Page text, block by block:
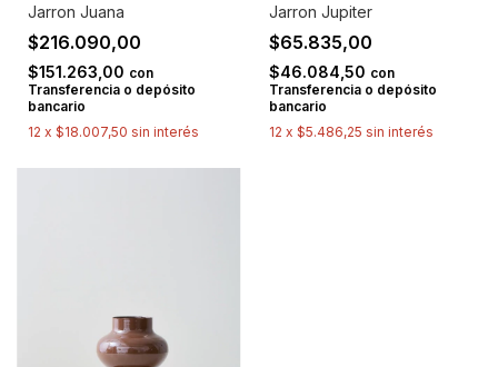
Jarron Juana
$216.090,00
$151.263,00 con
Transferencia o depósito
bancario
12 x $18.007,50 sin interés
Jarron Jupiter
$65.835,00
$46.084,50 con
Transferencia o depósito
bancario
12 x $5.486,25 sin interés